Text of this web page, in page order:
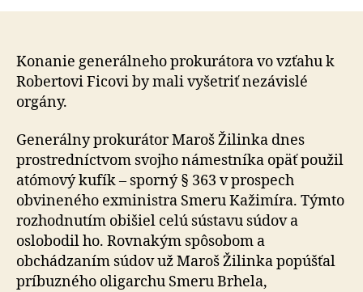
strany
ZA
krokom
Generálnej
prokuratúry
Konanie generálneho prokurátora vo vzťahu k
Robertovi Ficovi by mali vyšetriť nezávislé
orgány.
Generálny prokurátor Maroš Žilinka dnes
prostredníctvom svojho námestníka opäť použil
atómový kufík – sporný § 363 v prospech
obvineného exministra Smeru Kažimíra. Týmto
rozhodnutím obišiel celú sústavu súdov a
oslobodil ho. Rovnakým spôsobom a
obchádzaním súdov už Maroš Žilinka popúšťal
príbuzného oligarchu Smeru Brhela,